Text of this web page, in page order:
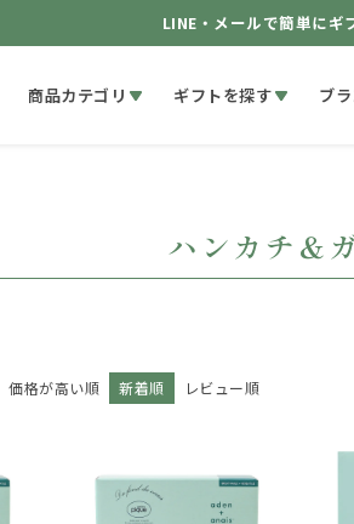
LINE・メールで簡単にギ
商品カテゴリ ギフトを探す ブ
ハンカチ＆
価格が高い順 新着順 レビュー順